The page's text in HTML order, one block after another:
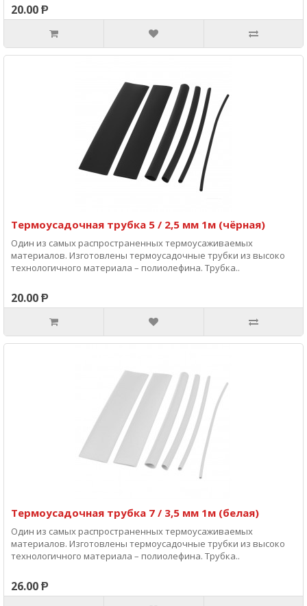
20.00 Ᵽ
Термоусадочная трубка 5 / 2,5 мм 1м (чёрная)
Один из самых распространенных термоусаживаемых
материалов. Изготовлены термоусадочные трубки из высоко
технологичного материала – полиолефина. Трубка..
20.00 Ᵽ
Термоусадочная трубка 7 / 3,5 мм 1м (белая)
Один из самых распространенных термоусаживаемых
материалов. Изготовлены термоусадочные трубки из высоко
технологичного материала – полиолефина. Трубка..
26.00 Ᵽ